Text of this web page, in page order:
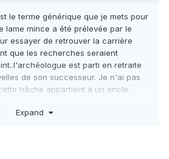
le terme générique que je mets pour
lame mince a été prélevée par le
essayer de retrouver la carrière
que les recherches seraient
est parti en retraite
de son successeur. Je n'ai pas
hâche appartient à un oncle.
chose aux géoforumeurs...)
Expand